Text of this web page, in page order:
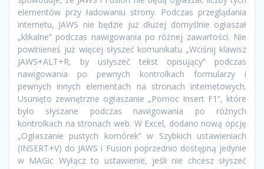
elementów przy ładowaniu strony. Podczas przeglądania
internetu, JAWS nie będzie już dłużej domyślnie ogłaszał
„klikalne” podczas nawigowania po różnej zawartości. Nie
powinieneś już więcej słyszeć komunikatu „Wciśnij klawisz
JAWS+ALT+R, by usłyszeć tekst opisujący” podczas
nawigowania po pewnych kontrolkach formularzy i
pewnych innych elementach na stronach internetowych.
Usunięto zewnętrzne ogłaszanie „Pomoc Insert F1”, które
było słyszane podczas nawigowania po różnych
kontrolkach na stronach web. W Excel, dodano nową opcję
„Ogłaszanie pustych komórek” w Szybkich ustawieniach
(INSERT+V) do JAWS i Fusion poprzednio dostępną jedynie
w MAGic Wyłącz to ustawienie, jeśli nie chcesz słyszeć